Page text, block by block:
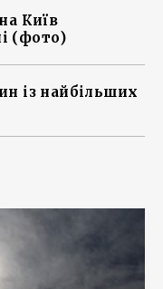
Київ
(фото)
із найбільших